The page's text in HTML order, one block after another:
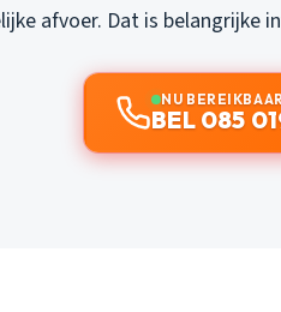
afvoer. Dat is belangrijke
NU
BEL 085